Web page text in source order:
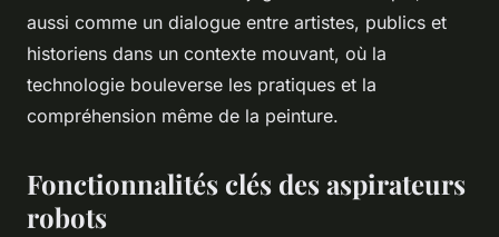
aussi comme un dialogue entre artistes, publics et
historiens dans un contexte mouvant, où la
technologie bouleverse les pratiques et la
compréhension même de la peinture.
Fonctionnalités clés des aspirateurs
robots